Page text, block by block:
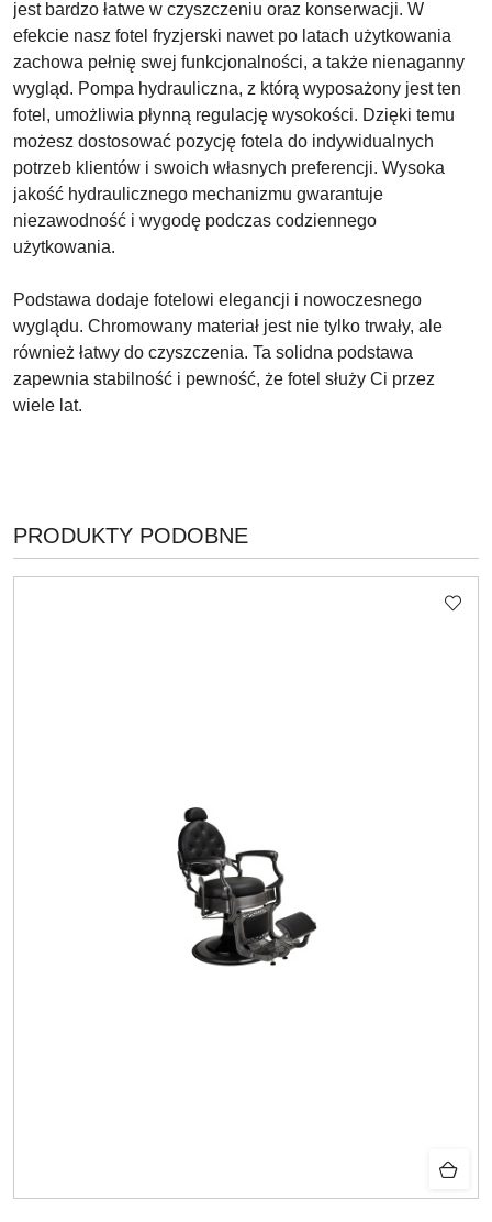
jest bardzo łatwe w czyszczeniu oraz konserwacji. W
efekcie nasz fotel fryzjerski nawet po latach użytkowania
zachowa pełnię swej funkcjonalności, a także nienaganny
wygląd. Pompa hydrauliczna, z którą wyposażony jest ten
fotel, umożliwia płynną regulację wysokości. Dzięki temu
możesz dostosować pozycję fotela do indywidualnych
potrzeb klientów i swoich własnych preferencji. Wysoka
jakość hydraulicznego mechanizmu gwarantuje
niezawodność i wygodę podczas codziennego
użytkowania.
Podstawa dodaje fotelowi elegancji i nowoczesnego
wyglądu. Chromowany materiał jest nie tylko trwały, ale
również łatwy do czyszczenia. Ta solidna podstawa
zapewnia stabilność i pewność, że fotel służy Ci przez
wiele lat.
Pomiń karuzelę produktów
PRODUKTY
O
PRODUKTY PODOBNE